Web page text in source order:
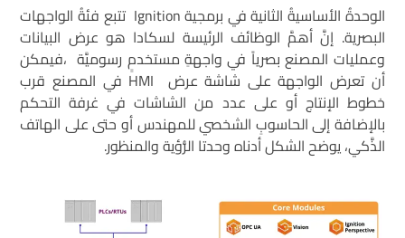
الوحدةُ الأساسيةُ الثانية في برمجية Ignition تتبع فئةُ الواجهات
البصرية. إنَّ أهمَّ الوظائف الرئيسة لسكادا هو عرض البيانات
وعمليات المصنع بصرياً في واجهةِ مستخدمٍ رسوميَّة ،فيمكن
أن تعرض الواجهة على شاشة عرض HMI في المصنع قرب
خطوط الإنتاج أو على عدد من الشاشات في غرفة التحكم
بالإضافة إلى الحاسوبِ الشخصي للمهندس أو حتى على الهاتف
الذَّكي، يوضح الشكل أدناه وحدتا الرُّؤية والمنظور.